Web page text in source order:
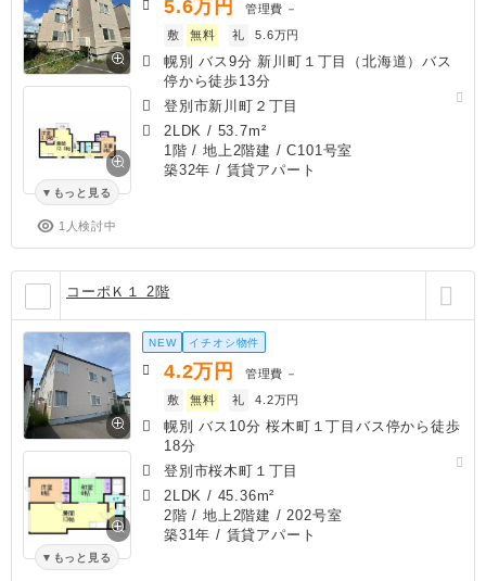
もっと見る
1人検討中
5.6万円 管理費 －
敷
無料 礼 5.6万円
幌別 バス9分 新川町１丁目（北海道）バス
停から徒歩13分
登別市新川町２丁目
2LDK / 53.7m²
1階 / 地上2階建 / C101号室
築32年 / 賃貸アパート
コーポＫ１ 2階
もっと見る
NEW イチオシ物件
4.2万円 管理費 －
敷
無料 礼 4.2万円
幌別 バス10分 桜木町１丁目バス停から徒歩
18分
登別市桜木町１丁目
2LDK / 45.36m²
2階 / 地上2階建 / 202号室
築31年 / 賃貸アパート